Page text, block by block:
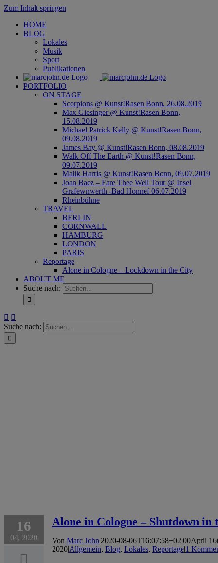
Zum Inhalt springen
HOME
BLOG
Lokales
Musik
Sport
Publikationen
PORTFOLIO
ON STAGE
Scorpions @ Kunst!Rasen Bonn, 26.08.2019
Max Giesinger @ Kunst!Rasen Bonn,
15.08.2019
Michael Patrick Kelly @ Kunst!Rasen Bonn,
09.08.2019
James Bay @ Kunst!Rasen Bonn, 08.08.2019
Walk Off The Earth @ Kunst!Rasen Bonn,
09.07.2019
Malik Harris @ Kunst!Rasen Bonn, 09.07.2019
Joan Baez – Fare Thee Well Tour @ Insel
Grafewnwerth -Bad Honnef 06.07.2019
Rheinbühne
TRAVEL
BERLIN
CORNWALL
HAMBURG
LONDON
PARIS
Reportage
Alone in Cologne – Lockdown in the City
ABOUT ME
Suche nach:
Suche nach:
16
04, 2020
Alone in Cologne – Shutdown in
Von Marc John|2020-08-06T16:07:58+02:00April
2020|Allgemein, Blog, Lokales, Reportage|1